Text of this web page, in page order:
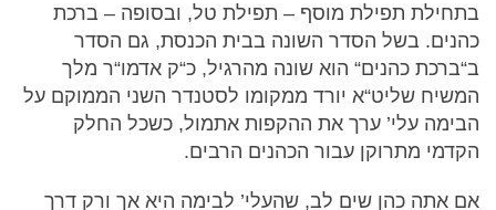
בתחילת תפילת מוסף – תפילת טל, ובסופה – ברכת
כהנים. בשל הסדר השונה בבית הכנסת, גם הסדר
ב“ברכת כהנים“ הוא שונה מהרגיל, כ“ק אדמו“ר מלך
המשיח שליט“א יורד ממקומו לסטנדר השני הממוקם על
הבימה עלי’ ערך את ההקפות אתמול, כשכל החלק
הקדמי מתרוקן עבור הכהנים הרבים.
אם אתה כהן שים לב, שהעלי’ לבימה היא אך ורק דרך